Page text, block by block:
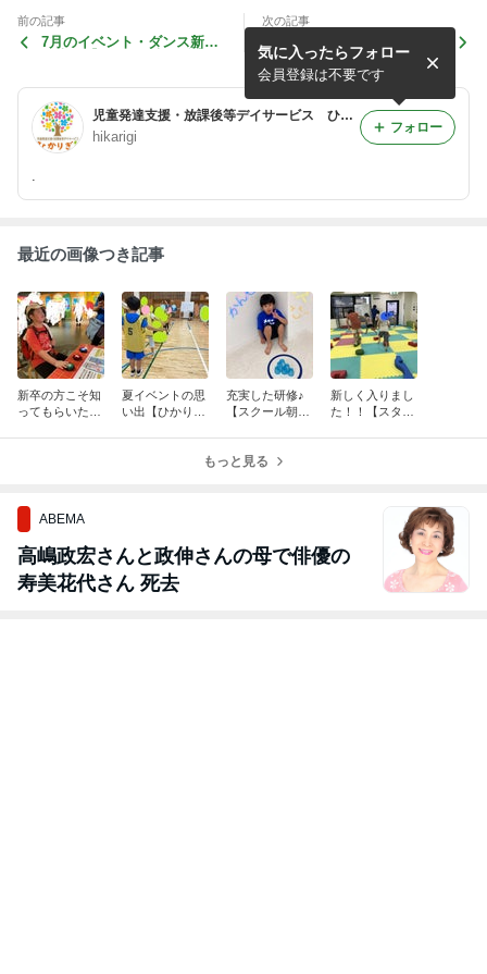
前の記事
7月のイベント・ダンス新曲
次の記事
7月スタート！今月のイベン
トは？？【スタジオ朝霞】
児童発達支援・放課後等デイサービス ひかりぎのブログ
hikarigi
気に入ったらフォロー
会員登録は不要です
フォロー
最近の画像つき記事
新卒の方こそ知
ってもらいたい
夏イベントの思
い出【ひかりぎ
充実した研修♪
【スクール朝
新しく入りまし
た！！【スタジ
もっと見る
ABEMA
高嶋政宏さんと政伸さんの母で俳優の
寿美花代さん 死去